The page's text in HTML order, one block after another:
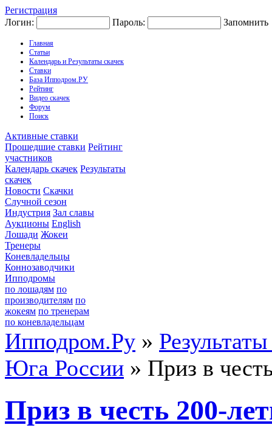
Регистрация
Логин:
Пароль: Запомнить
Главная
Статьи
Календарь и Результаты скачек
Ставки
База Ипподром.РУ
Рейтинг
Видео скачек
Форум
Поиск
Активные ставки
Прошедшие ставки Рейтинг
участников
Календарь скачек Результаты
скачек
Новости Скачки
Случной сезон
Индустрия Зал славы
Аукционы English
Лошади Жокеи
Тренеры
Коневладельцы
Коннозаводчики
Ипподромы
по лошадям по
производителям по
жокеям по тренерам
по коневладельцам
Ипподром.Ру »
Юга России » Приз в
Приз в честь 200-